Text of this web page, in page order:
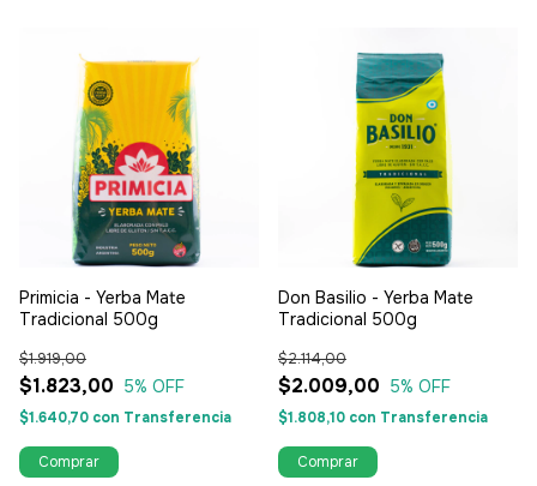
Primicia - Yerba Mate
Tradicional 500g
$1.823,00
$1.919,00
5% OFF
$1.640,70 con Transferencia
Don Basilio - Yerba Mate
Tradicional 500g
$2.009,00
$2.114,00
5% OFF
$1.808,10 con Transferencia